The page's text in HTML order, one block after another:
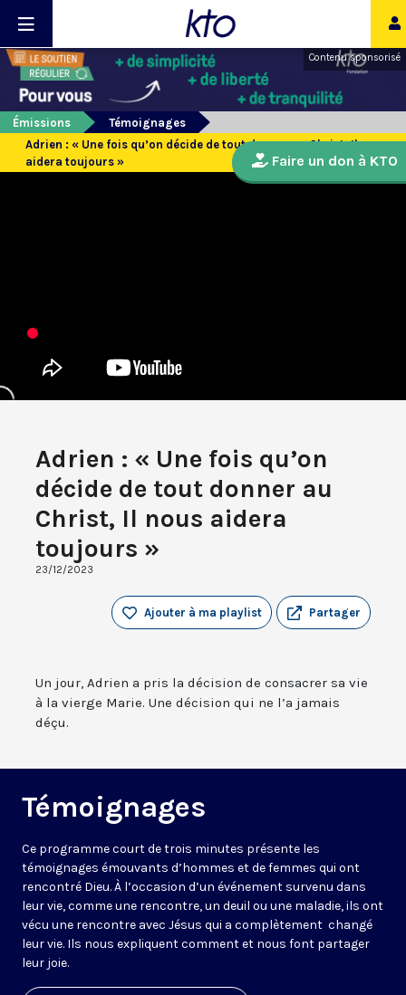
Contenu sponsorisé
Émissions
Témoignages
Adrien : « Une fois qu’on décide de tout donner au Christ, Il nous
aidera toujours »
Adrien : « Une fois qu’on
décide de tout donner au
Christ, Il nous aidera
toujours »
23/12/2023
Partager
Ajouter à ma playlist
Un jour, Adrien a pris la décision de consacrer sa vie
à la vierge Marie. Une décision qui ne l’a jamais
déçu.
Témoignages
Ce programme court de trois minutes présente les
témoignages émouvants d’hommes et de femmes qui ont
rencontré Dieu. À l’occasion d’un événement survenu dans
leur vie, comme une rencontre, un deuil ou une maladie, ils ont
vécu une rencontre avec Jésus qui a complètement changé
leur vie. Ils nous expliquent comment et nous font partager
leur joie.
Faire un don à KTO